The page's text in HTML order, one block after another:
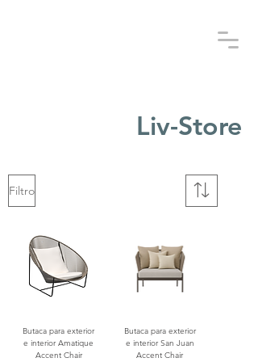
Liv-Store
Filtro
Butaca para exterior
e interior Amatique
Accent Chair
Butaca para exterior
e interior San Juan
Accent Chair